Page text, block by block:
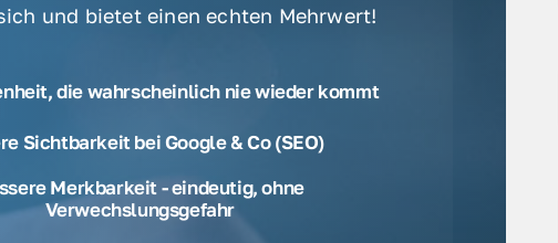
und bietet einen echten Mehrwert!
die wahrscheinlich nie wieder kommt
Sichtbarkeit bei Google & Co (SEO)
Merkbarkeit - eindeutig, ohne
Verwechslungsgefahr